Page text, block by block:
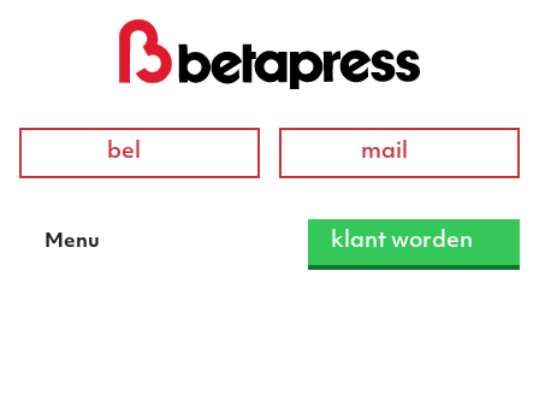
bel mail
Menu klant worden